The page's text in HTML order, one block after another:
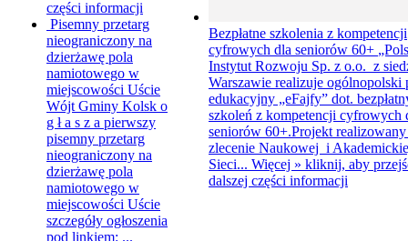
części informacji
Pisemny przetarg
nieograniczony na
dzierżawę pola
namiotowego w
miejscowości Uście
Wójt Gminy Kolsk o
g ł a s z a pierwszy
pisemny przetarg
nieograniczony na
dzierżawę pola
namiotowego w
miejscowości Uście
szczegóły ogłoszenia
pod linkiem: ...
Bezpłatne szkolenia z kompetencji
cyfrowych dla seniorów 60+
Instytut Rozwoju Sp. z o.o. z
Warszawie realizuje
edukacyjny „eFajfy” dot.
szkoleń z kompetencji cyfrowych
seniorów 60+.Projekt realizowany
zlecenie Naukowej i
Sieci... Więcej » kliknij, aby
dalszej części informacji